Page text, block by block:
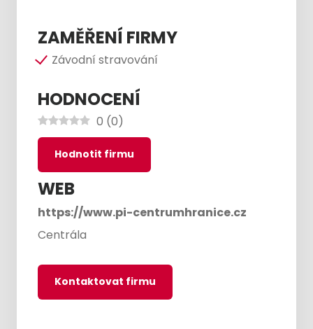
ZAMĚŘENÍ FIRMY
Závodní stravování
HODNOCENÍ
0 (0)
Hodnotit firmu
WEB
https://www.pi-centrumhranice.cz
Centrála
Kontaktovat firmu